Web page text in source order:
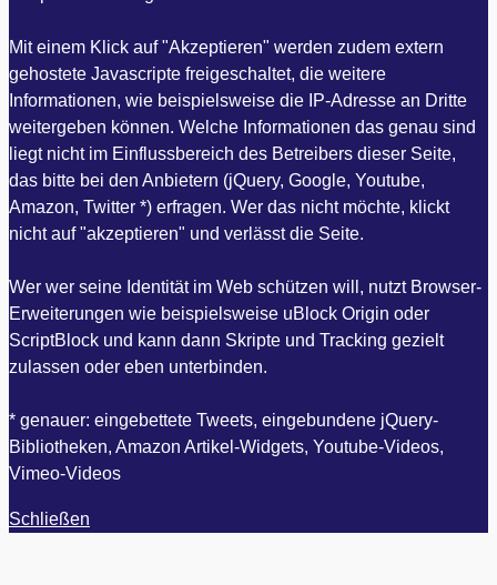
Mit einem Klick auf "Akzeptieren" werden zudem extern
gehostete Javascripte freigeschaltet, die weitere
Informationen, wie beispielsweise die IP-Adresse an Dritte
weitergeben können. Welche Informationen das genau sind
liegt nicht im Einflussbereich des Betreibers dieser Seite,
das bitte bei den Anbietern (jQuery, Google, Youtube,
Amazon, Twitter *) erfragen. Wer das nicht möchte, klickt
nicht auf "akzeptieren" und verlässt die Seite.
Wer wer seine Identität im Web schützen will, nutzt Browser-
Erweiterungen wie beispielsweise uBlock Origin oder
ScriptBlock und kann dann Skripte und Tracking gezielt
zulassen oder eben unterbinden.
* genauer: eingebettete Tweets, eingebundene jQuery-
Bibliotheken, Amazon Artikel-Widgets, Youtube-Videos,
Vimeo-Videos
Schließen